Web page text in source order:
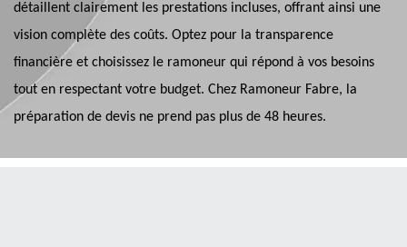
détaillent clairement les prestations incluses, offrant ainsi une
vision complète des coûts. Optez pour la transparence
financière et choisissez le ramoneur qui répond à vos besoins
tout en respectant votre budget. Chez Ramoneur Fabre, la
préparation de devis ne prend pas plus de 48 heures.